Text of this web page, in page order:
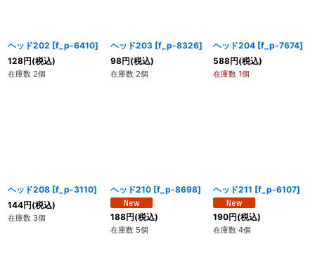
ヘッド202 [f_p-6410]
128円(税込)
在庫数 2個
ヘッド203 [f_p-8326]
98円(税込)
在庫数 2個
ヘッド204 [f_p-7674]
588円(税込)
在庫数 1個
ヘッド208 [f_p-3110]
144円(税込)
在庫数 3個
ヘッド210 [f_p-8698]
188円(税込)
在庫数 5個
ヘッド211 [f_p-6107]
190円(税込)
在庫数 4個